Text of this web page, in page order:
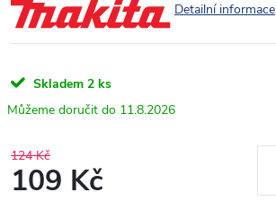
Detailní informace
Skladem 2 ks
11.8.2026
124 Kč
109 Kč